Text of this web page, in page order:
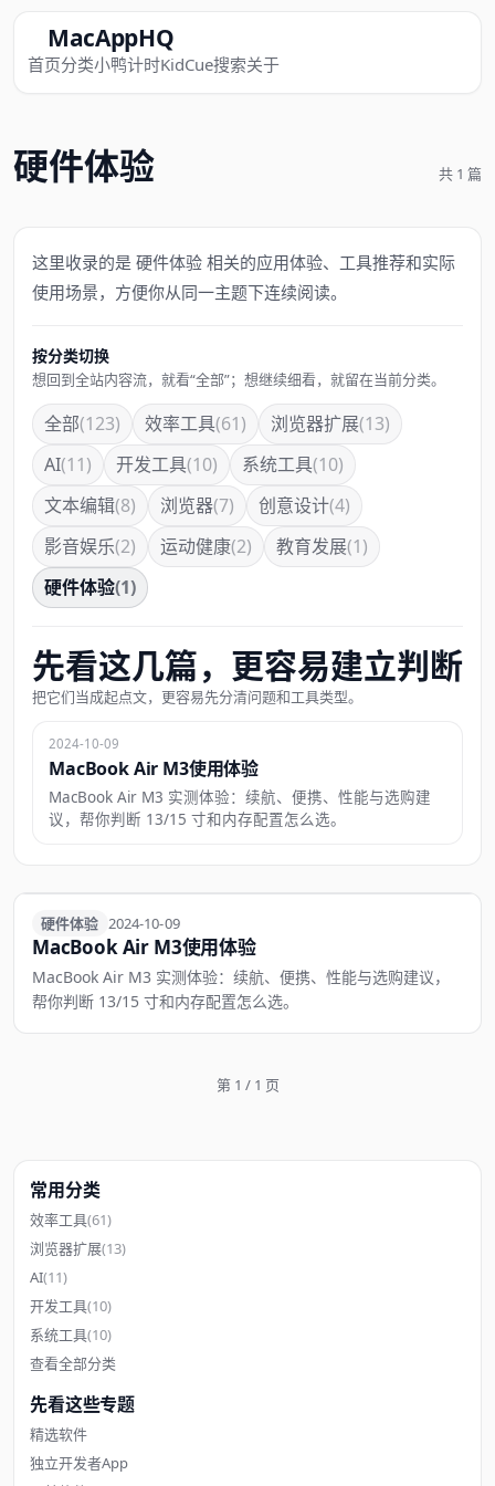
MacAppHQ
首页分类小鸭计时KidCue搜索关于
硬件体验 共 1 篇
这里收录的是 硬件体验 相关的应用体验、工具推荐和实际
使用场景，方便你从同一主题下连续阅读。
按分类切换
想回到全站内容流，就看“全部”；想继续细看，就留在当前分类。
全部(123) 效率工具(61) 浏览器扩展(13)
AI(11) 开发工具(10) 系统工具(10)
文本编辑(8) 浏览器(7) 创意设计(4)
影音娱乐(2) 运动健康(2) 教育发展(1)
硬件体验(1)
先看这几篇，更容易建立判断
把它们当成起点文，更容易先分清问题和工具类型。
2024-10-09
MacBook Air M3使用体验
MacBook Air M3 实测体验：续航、便携、性能与选购建
议，帮你判断 13/15 寸和内存配置怎么选。
硬件体验
硬件体验 2024-10-09
MacBook Air M3使用体验
MacBook Air M3 实测体验：续航、便携、性能与选购建议，
帮你判断 13/15 寸和内存配置怎么选。
第 1 / 1 页
常用分类
效率工具(61)
浏览器扩展(13)
AI(11)
开发工具(10)
系统工具(10)
查看全部分类
先看这些专题
精选软件
独立开发者App